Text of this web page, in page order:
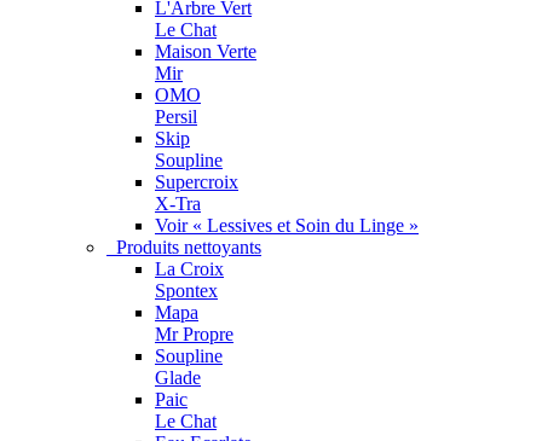
L'Arbre Vert
Le Chat
Maison Verte
Mir
OMO
Persil
Skip
Soupline
Supercroix
X-Tra
Voir « Lessives et Soin du Linge »
Produits nettoyants
La Croix
Spontex
Mapa
Mr Propre
Soupline
Glade
Paic
Le Chat